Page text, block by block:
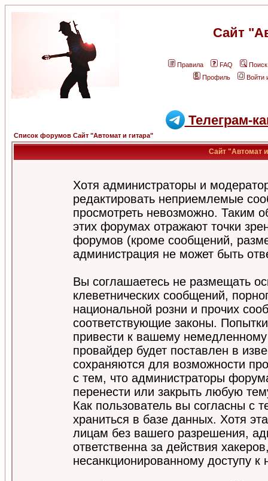
Сайт
Правила FAQ
Поиск
Профиль
Войти
Телеграм-
Список форумов Сайт "Автомат и гитара"
Сайт "Автомат и
Хотя администраторы и
редактировать неприемлемые
просмотреть невозможно. Таким
этих форумах отражают точки
форумов (кроме сообщений,
администрация не может быть
Вы соглашаетесь не размещать
клеветнических сообщений,
национальной розни и прочих
соответствующие законы.
привести к вашему
провайдер будет поставлен в
сохраняются для возможности
с тем, что администраторы
перенести или закрыть любую
Как пользователь вы согласны с
храниться в базе данных. Хотя
лицам без вашего разрешения,
ответственна за действия
несанкционированному доступу к